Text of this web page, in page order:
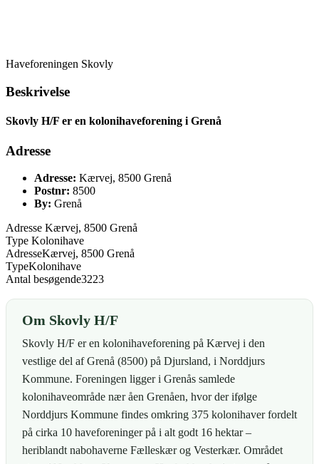
Haveforeningen Skovly
Beskrivelse
Skovly H/F er en kolonihaveforening i Grenå
Adresse
Adresse: Kærvej, 8500 Grenå
Postnr: 8500
By: Grenå
Adresse Kærvej, 8500 Grenå
Type Kolonihave
AdresseKærvej, 8500 Grenå
TypeKolonihave
Antal besøgende3223
Om Skovly H/F
Skovly H/F er en kolonihaveforening på Kærvej i den
vestlige del af Grenå (8500) på Djursland, i Norddjurs
Kommune. Foreningen ligger i Grenås samlede
kolonihaveområde nær åen Grenåen, hvor der ifølge
Norddjurs Kommune findes omkring 375 kolonihaver fordelt
på cirka 10 haveforeninger på i alt godt 16 hektar –
heriblandt nabohaverne Fælleskær og Vesterkær. Området